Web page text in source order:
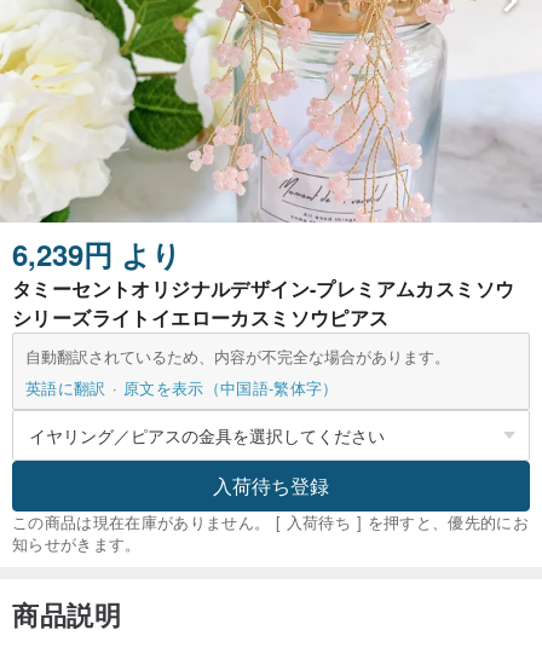
6,239円 より
タミーセントオリジナルデザイン-プレミアムカスミソウ
シリーズライトイエローカスミソウピアス
自動翻訳されているため、内容が不完全な場合があります。
英語に翻訳
原文を表示（中国語-繁体字）
入荷待ち登録
この商品は現在在庫がありません。 [ 入荷待ち ] を押すと、優先的にお
知らせがきます。
商品説明